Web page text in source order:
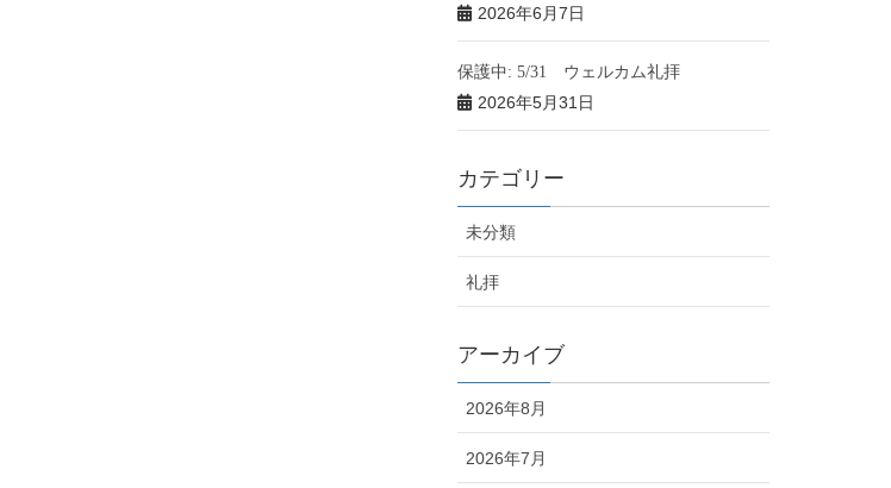
2026年6月7日
保護中: 5/31 ウェルカム礼拝
2026年5月31日
カテゴリー
未分類
礼拝
アーカイブ
2026年8月
2026年7月